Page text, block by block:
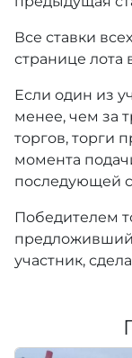
Все ставки
странице
Если один из
менее, чем за
торгов, торги
момента
последующей
Победителем
предложивший
участник,